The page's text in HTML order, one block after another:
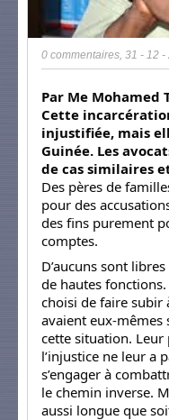
0 commentaires, 31 - 12 -
Par Me Mohamed
Cette
injustifiée, mais
Guinée. Les
de cas similaires
Des pères de
pour des
des fins purement
comptes.
D’aucuns sont
de hautes
choisi de faire subir
avaient eux-mêmes
cette situation. Leur
l’injustice ne leur a
s’engager à
le chemin inverse.
aussi longue que